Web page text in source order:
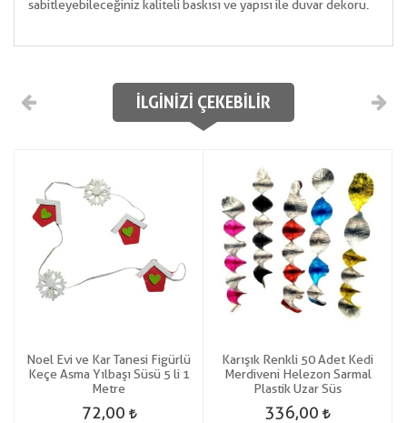
sabitleyebileceğiniz kaliteli baskısı ve yapısı ile duvar dekoru.
İLGINIZI ÇEKEBILIR
Noel Evi ve Kar Tanesi Figürlü
Keçe Asma Yılbaşı Süsü 5 li 1
Metre
72,00
Karışık Renkli 50 Adet Kedi
Merdiveni Helezon Sarmal
Plastik Uzar Süs
336,00